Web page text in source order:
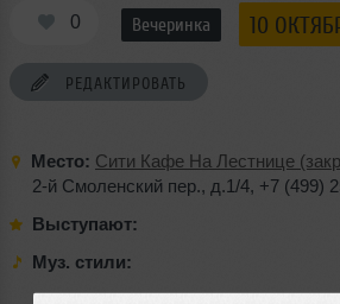
0 Вечеринка 10
РЕДАКТИРОВАТЬ
Место: Сити Кафе На Лестнице
2-й Смоленский пер., д.1/4, +7 (499)
Выступают:
Муз. стили: